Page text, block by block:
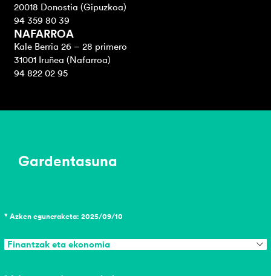
20018 Donostia (Gipuzkoa)
94 359 80 39
NAFARROA
Kale Berria 26 – 28 primero
31001 Iruñea (Nafarroa)
94 822 02 95
Gardentasuna
* Azken eguneraketa: 2025/09/10
Finantzak eta ekonomia